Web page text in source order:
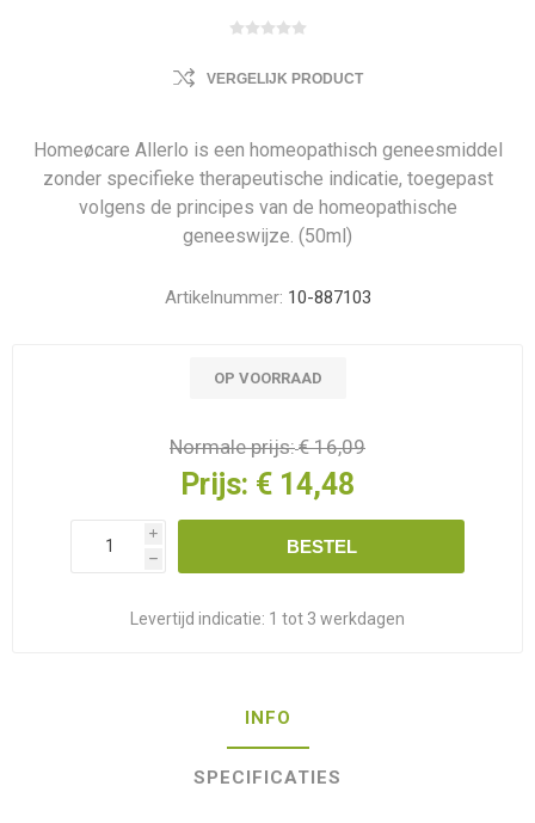
VERGELIJK PRODUCT
Homeøcare Allerlo is een homeopathisch geneesmiddel
zonder specifieke therapeutische indicatie, toegepast
volgens de principes van de homeopathische
geneeswijze. (50ml)
Artikelnummer: 10-887103
OP VOORRAAD
Normale prijs:€ 16,09
Prijs: € 14,48
i
h
BESTEL
Levertijd indicatie: 1 tot 3 werkdagen
INFO
SPECIFICATIES